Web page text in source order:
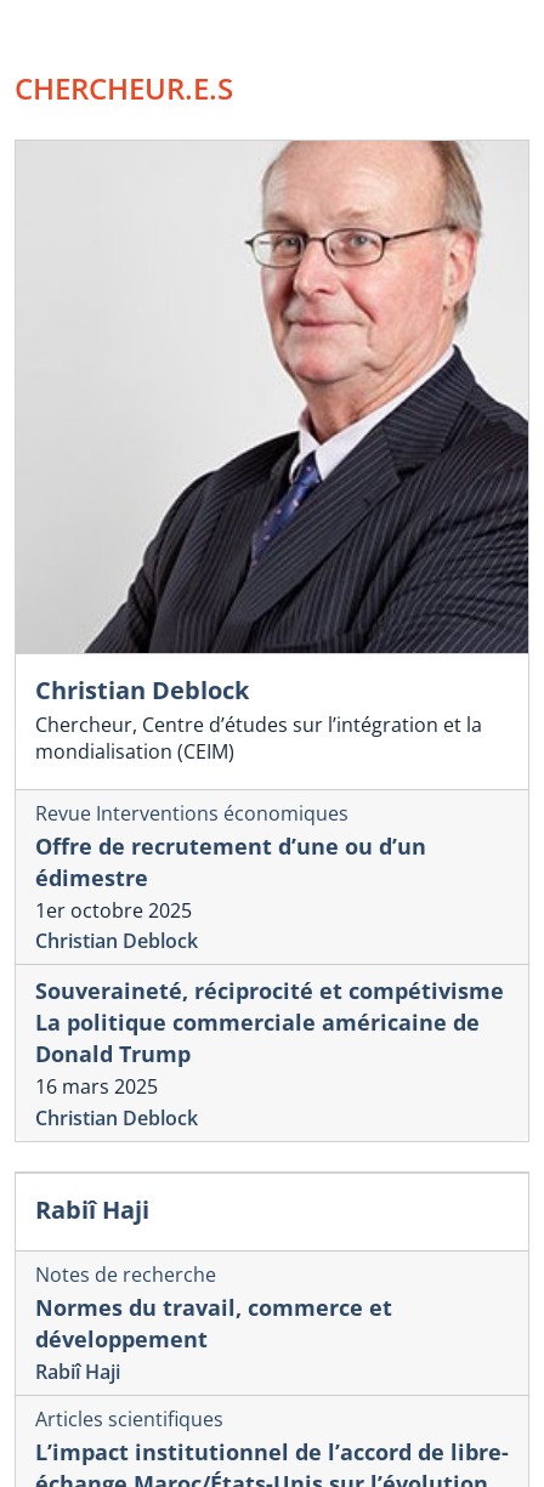
CHERCHEUR.E.S
Christian Deblock
Chercheur, Centre d’études sur l’intégration et la
mondialisation (CEIM)
Revue Interventions économiques
Offre de recrutement d’une ou d’un
édimestre
1er octobre 2025
Christian Deblock
Souveraineté, réciprocité et compétivisme
La politique commerciale américaine de
Donald Trump
16 mars 2025
Christian Deblock
Rabiî Haji
Notes de recherche
Normes du travail, commerce et
développement
Rabiî Haji
Articles scientifiques
L’impact institutionnel de l’accord de libre-